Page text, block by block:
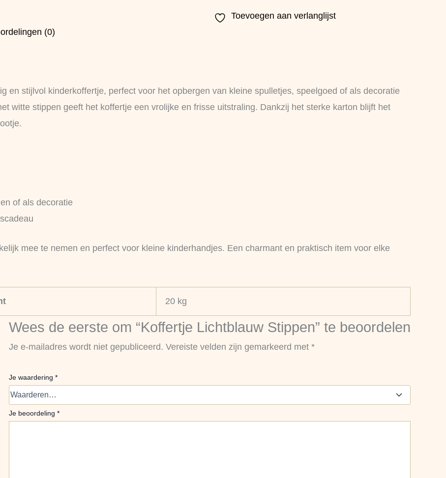
Toevoegen aan verlanglijst
(0)
en stijlvol kinderkoffertje, perfect voor het opbergen van kleine spulletjes, speelgoed of als decoratie
witte stippen geeft het koffertje een vrolijke en frisse uitstraling. Dankzij het sterke karton blijft het
of als decoratie
mee te nemen en perfect voor kleine kinderhandjes. Een charmant en praktisch item voor elke
20 kg
Wees de eerste om “Koffertje Lichtblauw Stippen” te beoordelen
Je e-mailadres wordt niet gepubliceerd. Vereiste velden zijn gemarkeerd met *
Je waardering *
Je beoordeling *